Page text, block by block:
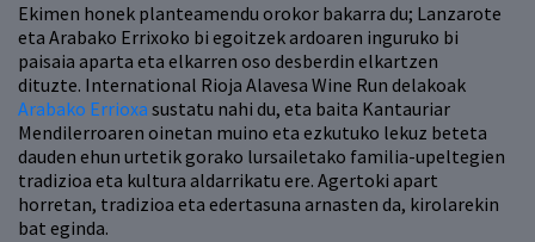
Ekimen honek planteamendu orokor bakarra du; Lanzarote
eta Arabako Errixoko bi egoitzek ardoaren inguruko bi
paisaia aparta eta elkarren oso desberdin elkartzen
dituzte. International Rioja Alavesa Wine Run delakoak
Arabako Errioxa sustatu nahi du, eta baita Kantauriar
Mendilerroaren oinetan muino eta ezkutuko lekuz beteta
dauden ehun urtetik gorako lursailetako familia-upeltegien
tradizioa eta kultura aldarrikatu ere. Agertoki apart
horretan, tradizioa eta edertasuna arnasten da, kirolarekin
bat eginda.